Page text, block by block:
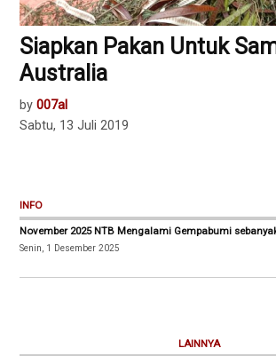
Siapkan Pakan Untuk
Australia
by 007al
Sabtu, 13 Juli 2019
INFO
November 2025 NTB Mengalami Gempabumi
Senin, 1 Desember 2025
LAINNYA